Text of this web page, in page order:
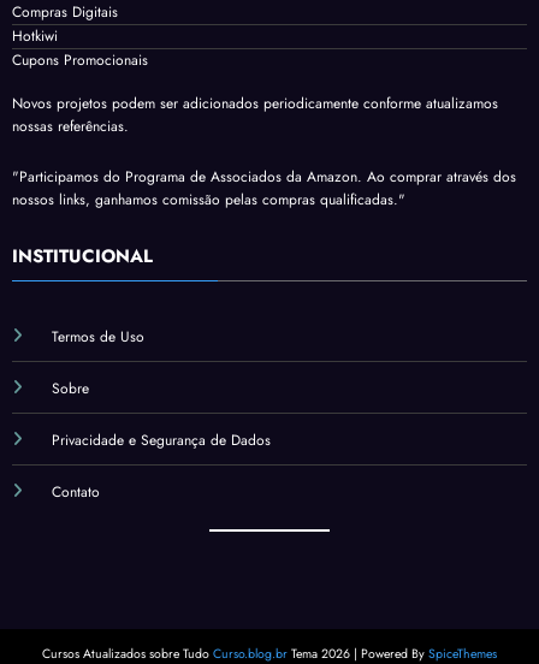
Compras Digitais
Hotkiwi
Cupons Promocionais
Novos projetos podem ser adicionados periodicamente conforme atualizamos
nossas referências.
"Participamos do Programa de Associados da Amazon. Ao comprar através dos
nossos links, ganhamos comissão pelas compras qualificadas."
INSTITUCIONAL
Termos de Uso
Sobre
Privacidade e Segurança de Dados
Contato
Cursos Atualizados sobre Tudo Curso.blog.br Tema 2026 | Powered By SpiceThemes